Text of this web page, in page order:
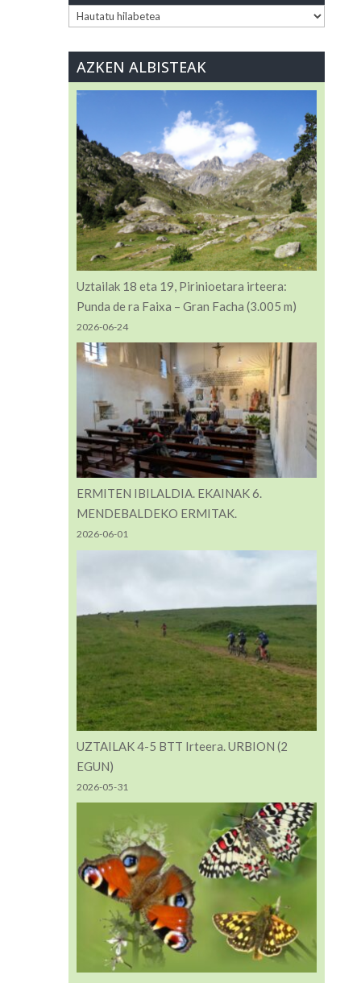
ALBISTEEN
AZKEN ALBISTEAK
Uztailak 18 eta 19, Pirinioetara irteera:
Punda de ra Faixa – Gran Facha (3.005 m)
2026-06-24
ERMITEN IBILALDIA. EKAINAK 6.
MENDEBALDEKO ERMITAK.
2026-06-01
UZTAILAK 4-5 BTT Irteera. URBION (2
EGUN)
2026-05-31